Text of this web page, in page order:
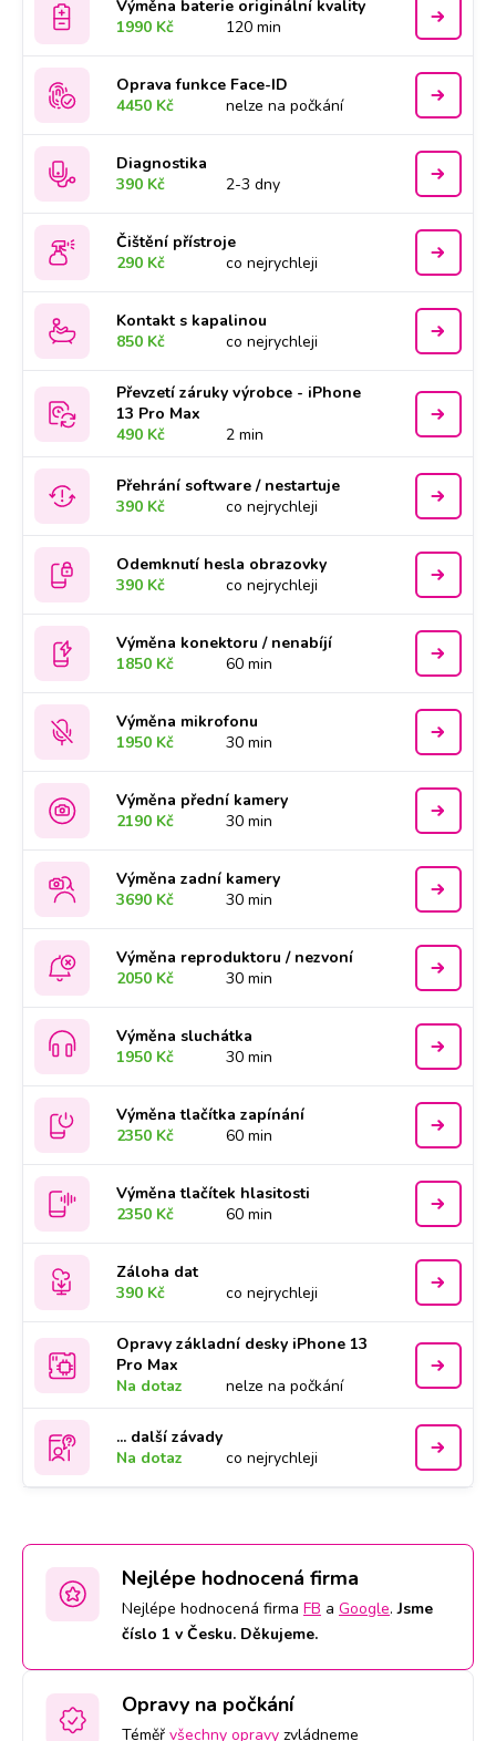
Výměna baterie originální kvality
1990 Kč
120 min
Oprava funkce Face-ID
4450 Kč
nelze na počkání
Diagnostika
390 Kč
2-3 dny
Čištění přístroje
290 Kč
co nejrychleji
Kontakt s kapalinou
850 Kč
co nejrychleji
Převzetí záruky výrobce - iPhone
13 Pro Max
490 Kč
2 min
Přehrání software / nestartuje
390 Kč
co nejrychleji
Odemknutí hesla obrazovky
390 Kč
co nejrychleji
Výměna konektoru / nenabíjí
1850 Kč
60 min
Výměna mikrofonu
1950 Kč
30 min
Výměna přední kamery
2190 Kč
30 min
Výměna zadní kamery
3690 Kč
30 min
Výměna reproduktoru / nezvoní
2050 Kč
30 min
Výměna sluchátka
1950 Kč
30 min
Výměna tlačítka zapínání
2350 Kč
60 min
Výměna tlačítek hlasitosti
2350 Kč
60 min
Záloha dat
390 Kč
co nejrychleji
Opravy základní desky iPhone 13
Pro Max
Na dotaz
nelze na počkání
... další závady
Na dotaz
co nejrychleji
Nejlépe hodnocená firma
Nejlépe hodnocená firma FB a Google.Jsme
číslo 1 v Česku. Děkujeme.
Opravy na počkání
Téměř všechny opravy zvládneme